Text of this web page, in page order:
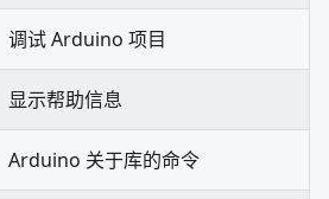
调试 Arduino 项目
显示帮助信息
Arduino 关于库的命令